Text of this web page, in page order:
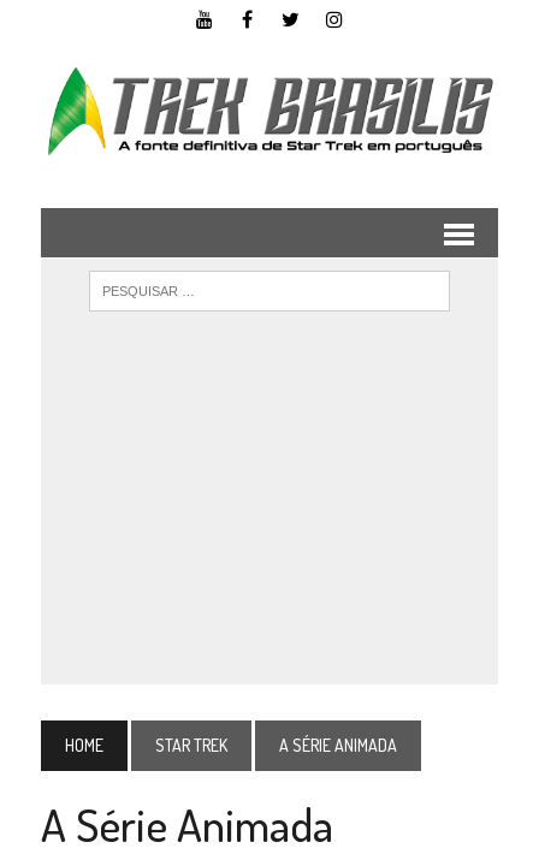
HOME STAR TREK A SÉRIE ANIMADA
A Série Animada